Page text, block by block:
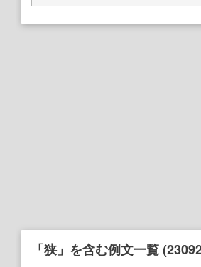
「狭」を含む例文一覧